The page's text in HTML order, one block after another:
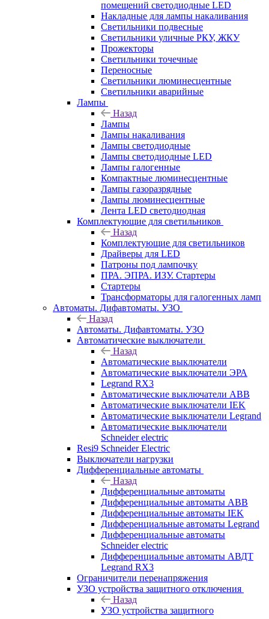
помещений светодиодные LED
Накладные для лампы накаливания
Светильники подвесные
Светильники уличные РКУ, ЖКУ
Прожекторы
Cветильники точечные
Переносные
Светильники люминесцентные
Светильники аварийные
Лампы
Назад
Лампы
Лампы накаливания
Лампы светодиодные
Лампы светодиодные LED
Лампы галогенные
Компактные люминесцентные
Лампы газоразрядные
Лампы люминесцентные
Лента LED светодиодная
Комплектующие для светильников
Назад
Комплектующие для светильников
Драйверы для LED
Патроны под лампочку
ПРА. ЭПРА. ИЗУ. Стартеры
Стартеры
Трансформаторы для галогенных ламп
Автоматы. Дифавтоматы. УЗО
Назад
Автоматы. Дифавтоматы. УЗО
Автоматические выключатели
Назад
Автоматические выключатели
Автоматические выключатели ЭРА
Legrand RX3
Автоматические выключатели ABB
Автоматические выключатели IEK
Автоматические выключатели Legrand
Автоматические выключатели
Schneider electric
Resi9 Schneider Electric
Выключатели нагрузки
Дифференциальные автоматы
Назад
Дифференциальные автоматы
Дифференциальные автоматы ABB
Дифференциальные автоматы IEK
Дифференциальные автоматы Legrand
Дифференциальные автоматы
Schneider electric
Дифференциальные автоматы АВДТ
Legrand RX3
Ограничители перенапряжения
УЗО устройства защитного отключения
Назад
УЗО устройства защитного